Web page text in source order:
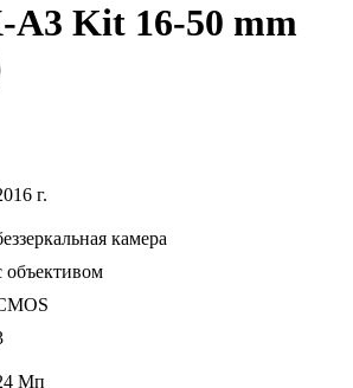
Kit 16-50 mm
г.
камера
объективом
Мп